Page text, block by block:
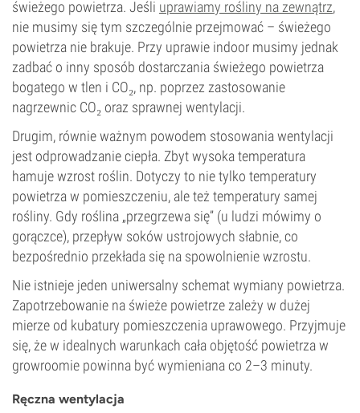
świeżego powietrza. Jeśli uprawiamy rośliny na zewnątrz,
nie musimy się tym szczególnie przejmować – świeżego
powietrza nie brakuje. Przy uprawie indoor musimy jednak
zadbać o inny sposób dostarczania świeżego powietrza
bogatego w tlen i CO₂, np. poprzez zastosowanie
nagrzewnic CO₂ oraz sprawnej wentylacji.
Drugim, równie ważnym powodem stosowania wentylacji
jest odprowadzanie ciepła. Zbyt wysoka temperatura
hamuje wzrost roślin. Dotyczy to nie tylko temperatury
powietrza w pomieszczeniu, ale też temperatury samej
rośliny. Gdy roślina „przegrzewa się” (u ludzi mówimy o
gorączce), przepływ soków ustrojowych słabnie, co
bezpośrednio przekłada się na spowolnienie wzrostu.
Nie istnieje jeden uniwersalny schemat wymiany powietrza.
Zapotrzebowanie na świeże powietrze zależy w dużej
mierze od kubatury pomieszczenia uprawowego. Przyjmuje
się, że w idealnych warunkach cała objętość powietrza w
growroomie powinna być wymieniana co 2–3 minuty.
Ręczna wentylacja